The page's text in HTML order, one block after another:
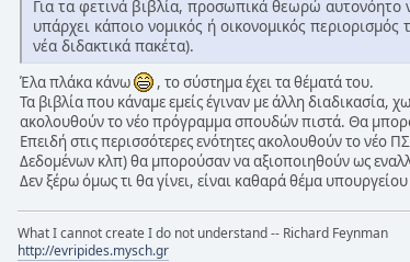
Για τα φετινά βιβλία, προσωπικά θεωρώ αυτονόητο
υπάρχει κάποιο νομικός ή οικονομικός
νέα διδακτικά πακέτα).
Έλα πλάκα κάνω
, το σύστημα έχει τα θέματά του.
Τα βιβλία που κάναμε εμείς έγιναν με άλλη διαδικασία,
ακολουθούν το νέο πρόγραμμα σπουδών πιστά. Θα
Επειδή στις περισσότερες ενότητες ακολουθούν το
Δεδομένων κλπ) θα μπορούσαν να αξιοποιηθούν ως
Δεν ξέρω όμως τι θα γίνει, είναι καθαρά θέμα
What I cannot create I do not understand -- Richard Feynman
http://evripides.mysch.gr